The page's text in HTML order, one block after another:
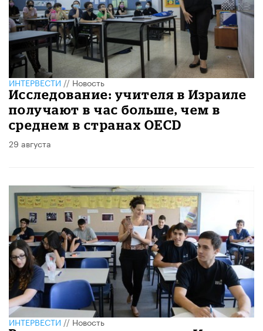
ИНТЕРВЕСТИ//Новость
Исследование: учителя в Израиле
получают в час больше, чем в
среднем в странах OECD
29 августа
ИНТЕРВЕСТИ//Новость